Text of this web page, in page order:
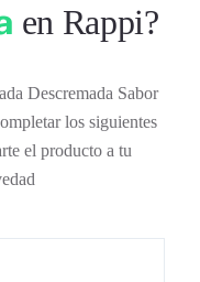
en Rappi?
Descremada Sabor
los siguientes
el producto a tu